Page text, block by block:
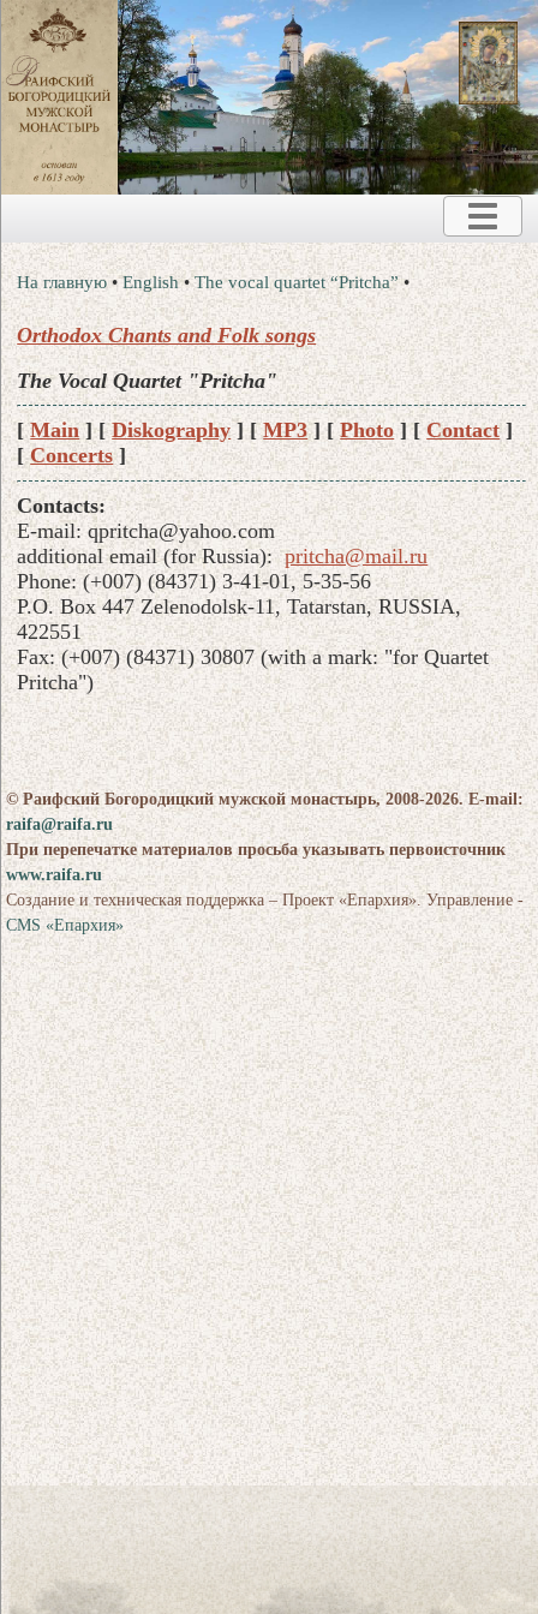
На главную •English •The vocal quartet “Pritcha” •
Orthodox Chants and Folk songs
The Vocal Quartet "Pritcha"
[Main] [Diskography] [MP3] [Photo] [Contact]
[Concerts]
Contacts:
E-mail: qpritcha@yahoo.com
additional email (for Russia):pritcha@mail.ru
Phone: (+007) (84371) 3-41-01, 5-35-56
P.O. Box 447 Zelenodolsk-11, Tatarstan, RUSSIA,
422551
Fax: (+007) (84371) 30807 (with a mark: "for Quartet
Pritcha")
© Раифский Богородицкий мужской монастырь, 2008-2026. E-mail:
raifa@raifa.ru
При перепечатке материалов просьба указывать первоисточник
www.raifa.ru
Создание и техническая поддержка – Проект «Епархия». Управление -
CMS «Епархия»